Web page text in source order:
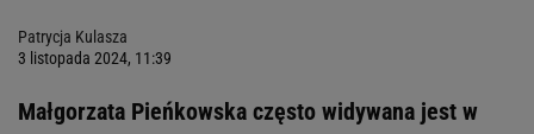
Patrycja Kulasza
3 listopada 2024, 11:39
Małgorzata Pieńkowska często widywana jest w